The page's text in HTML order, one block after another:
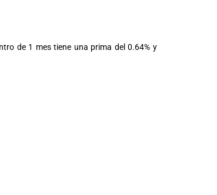
de 1 mes tiene una prima del 0.64% y